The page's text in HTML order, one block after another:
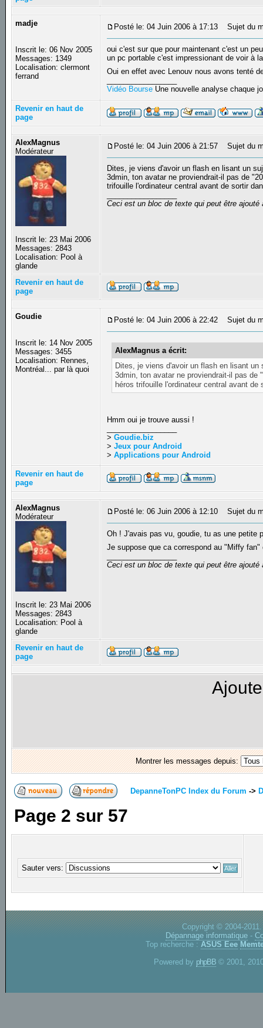
madje
Inscrit le: 06 Nov 2005
Messages: 1349
Localisation: clermont
ferrand
Posté le: 04 Juin 2006 à 17:13 Sujet du
oui c'est sur que pour maintenant c'est un
un pc portable c'est impressionant de voir à
Oui en effet avec Lenouv nous avons tenté
Vidéo Bourse Une nouvelle analyse chaque
Revenir en haut de
page
AlexMagnus
Modérateur
Inscrit le: 23 Mai 2006
Messages: 2843
Localisation: Pool à
glande
Posté le: 04 Juin 2006 à 21:57 Sujet du
Dites, je viens d'avoir un flash en lisant un
3dmin, ton avatar ne proviendrait-il pas de
trifouille l'ordinateur central avant de sortir
Ceci est un bloc de texte qui peut être
Revenir en haut de
page
Goudie
Inscrit le: 14 Nov 2005
Messages: 3455
Localisation: Rennes,
Montréal... par là quoi
Posté le: 04 Juin 2006 à 22:42 Sujet du
AlexMagnus a écrit:
Dites, je viens d'avoir un flash en lisant un
3dmin, ton avatar ne proviendrait-il pas
héros trifouille l'ordinateur central avant de
Hmm oui je trouve aussi !
>Goudie.biz
>Jeux pour Android
>Applications pour Android
Revenir en haut de
page
AlexMagnus
Modérateur
Inscrit le: 23 Mai 2006
Messages: 2843
Localisation: Pool à
glande
Posté le: 06 Juin 2006 à 12:10 Sujet du
Oh ! J'avais pas vu, goudie, tu as une petite
Je suppose que ca correspond au "Miffy
Ceci est un bloc de texte qui peut être
Revenir en haut de
page
Montrer les messages depuis:
DepanneTonPC Index du Forum ->
Page 2 sur 57
Sauter vers:
Copyright © 2004-
Dépannage informatique -
Top recherche : ASUS Eee
Powered by phpBB © 2001,